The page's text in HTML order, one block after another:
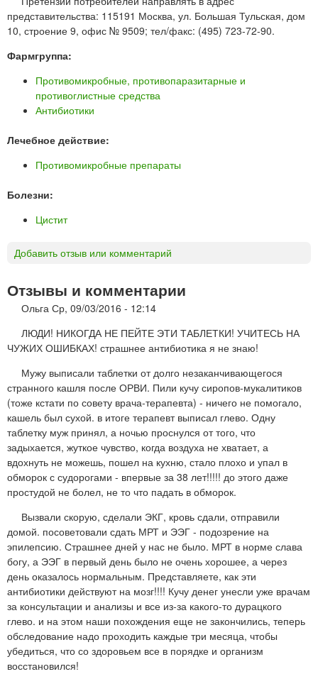
представительства: 115191 Москва, ул. Большая Тульская, дом
10, строение 9, офис № 9509; тел/факс: (495) 723-72-90.
Фармгруппа:
Противомикробные, противопаразитарные и
противоглистные средства
Антибиотики
Лечебное действие:
Противомикробные препараты
Болезни:
Цистит
Добавить отзыв или комментарий
Отзывы и комментарии
Ольга Ср, 09/03/2016 - 12:14
ЛЮДИ! НИКОГДА НЕ ПЕЙТЕ ЭТИ ТАБЛЕТКИ! УЧИТЕСЬ НА
ЧУЖИХ ОШИБКАХ! страшнее антибиотика я не знаю!
Мужу выписали таблетки от долго незаканчивающегося
странного кашля после ОРВИ. Пили кучу сиропов-мукалитиков
(тоже кстати по совету врача-терапевта) - ничего не помогало,
кашель был сухой. в итоге терапевт выписал глево. Одну
таблетку муж принял, а ночью проснулся от того, что
задыхается, жуткое чувство, когда воздуха не хватает, а
вдохнуть не можешь, пошел на кухню, стало плохо и упал в
обморок с судорогами - впервые за 38 лет!!!!! до этого даже
простудой не болел, не то что падать в обморок.
Вызвали скорую, сделали ЭКГ, кровь сдали, отправили
домой. посоветовали сдать МРТ и ЭЭГ - подозрение на
эпилепсию. Страшнее дней у нас не было. МРТ в норме слава
богу, а ЭЭГ в первый день было не очень хорошее, а через
день оказалось нормальным. Представляете, как эти
антибиотики действуют на мозг!!!! Кучу денег унесли уже врачам
за консультации и анализы и все из-за какого-то дурацкого
глево. и на этом наши похождения еще не закончились, теперь
обследование надо проходить каждые три месяца, чтобы
убедиться, что со здоровьем все в порядке и организм
восстановился!